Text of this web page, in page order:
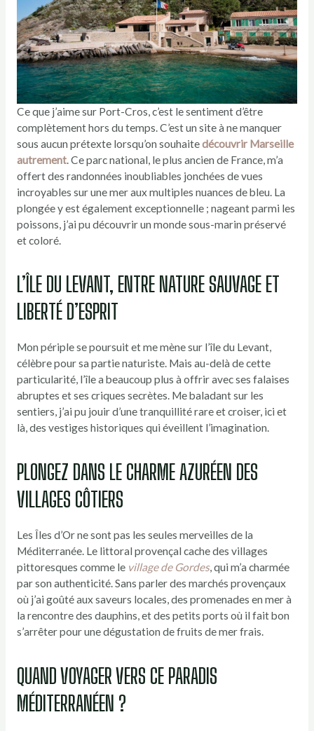
Ce que j’aime sur Port-Cros, c’est le sentiment d’être
complètement hors du temps. C’est un site à ne manquer
sous aucun prétexte lorsqu’on souhaitedécouvrir Marseille
autrement. Ce parc national, le plus ancien de France, m’a
offert des randonnées inoubliables jonchées de vues
incroyables sur une mer aux multiples nuances de bleu. La
plongée y est également exceptionnelle ; nageant parmi les
poissons, j’ai pu découvrir un monde sous-marin préservé
et coloré.
L’ÎLE DU LEVANT, ENTRE NATURE SAUVAGE ET
LIBERTÉ D’ESPRIT
Mon périple se poursuit et me mène sur l’île du Levant,
célèbre pour sa partie naturiste. Mais au-delà de cette
particularité, l’île a beaucoup plus à offrir avec ses falaises
abruptes et ses criques secrètes. Me baladant sur les
sentiers, j’ai pu jouir d’une tranquillité rare et croiser, ici et
là, des vestiges historiques qui éveillent l’imagination.
PLONGEZ DANS LE CHARME AZURÉEN DES
VILLAGES CÔTIERS
Les Îles d’Or ne sont pas les seules merveilles de la
Méditerranée. Le littoral provençal cache des villages
pittoresques comme le village de Gordes, qui m’a charmée
par son authenticité. Sans parler des marchés provençaux
où j’ai goûté aux saveurs locales, des promenades en mer à
la rencontre des dauphins, et des petits ports où il fait bon
s’arrêter pour une dégustation de fruits de mer frais.
QUAND VOYAGER VERS CE PARADIS
MÉDITERRANÉEN ?